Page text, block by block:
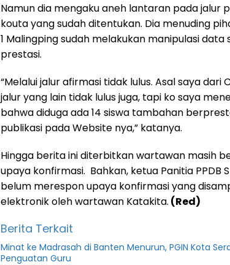
Namun dia mengaku aneh lantaran pada jalur
kouta yang sudah ditentukan. Dia menuding
1 Malingping sudah melakukan manipulasi data
prestasi.
“Melalui jalur afirmasi tidak lulus. Asal saya dari
jalur yang lain tidak lulus juga, tapi ko saya
bahwa diduga ada 14 siswa tambahan
publikasi pada Website nya,” katanya.
Hingga berita ini diterbitkan wartawan masih
upaya konfirmasi. Bahkan, ketua Panitia PPDB
belum merespon upaya konfirmasi yang
elektronik oleh wartawan Katakita. (Red)
Berita Terkait
Minat ke Madrasah di Banten Menurun, PGIN Kota
Penguatan Guru